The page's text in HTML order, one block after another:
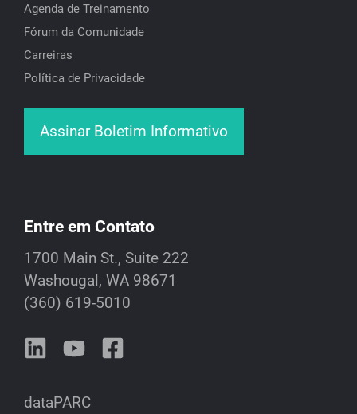
Entre em Contato
1700 Main St., Suite 222
Washougal, WA 98671
(360) 619-5010
dataPARC
Agenda de Treinamento
Fórum da Comunidade
Carreiras
Política de Privacidade
Assinar Boletim Informativo